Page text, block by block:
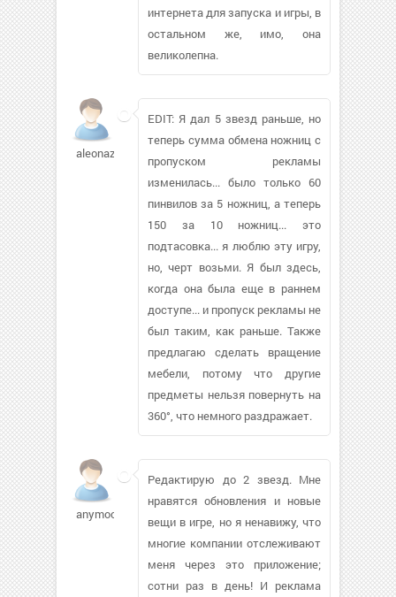
интернета для запуска и игры, в
остальном же, имо, она
великолепна.
aleonaz88370
EDIT: Я дал 5 звезд раньше, но
теперь сумма обмена ножниц с
пропуском рекламы
изменилась... было только 60
пинвилов за 5 ножниц, а теперь
150 за 10 ножниц... это
подтасовка... я люблю эту игру,
но, черт возьми. Я был здесь,
когда она была еще в раннем
доступе... и пропуск рекламы не
был таким, как раньше. Также
предлагаю сделать вращение
мебели, потому что другие
предметы нельзя повернуть на
360°, что немного раздражает.
anymockal43
Редактирую до 2 звезд. Мне
нравятся обновления и новые
вещи в игре, но я ненавижу, что
многие компании отслеживают
меня через это приложение;
сотни раз в день! И реклама